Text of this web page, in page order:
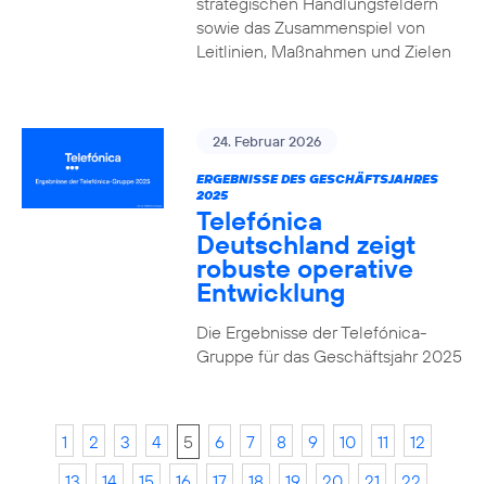
sowie das Zusammenspiel von
Leitlinien, Maßnahmen und Zielen
24. Februar 2026
ERGEBNISSE DES GESCHÄFTSJAHRES
2025
Telefónica
Deutschland zeigt
robuste operative
Entwicklung
Die Ergebnisse der Telefónica-
Gruppe für das Geschäftsjahr 2025
1 2 3 4 5 6 7 8 9 10 11
12